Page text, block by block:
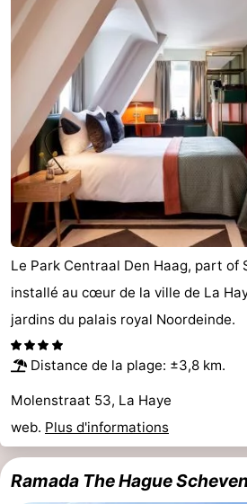
-
Duinrell
-
Kijkduin
Hôtels
Last
minutes
Plages
Voir
et
faire
Lieux
d'intérêt
-
Musées
-
Monuments
-
Points
de
Attractions
-
Le Park Centraal Den Haag, part of
installé au cœur de la ville de La
jardins du palais royal Noordeinde.
Distance de la plage: ±3,8 km.
Molenstraat 53, La Haye
web. Plus d'informations
Ramada The Hague